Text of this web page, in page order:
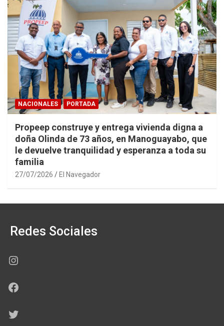
NACIONALES PORTADA
Propeep construye y entrega vivienda digna a
doña Olinda de 73 años, en Manoguayabo, que
le devuelve tranquilidad y esperanza a toda su
familia
27/07/2026 El Navegador
Redes Sociales
Instagram
Facebook
Twitter